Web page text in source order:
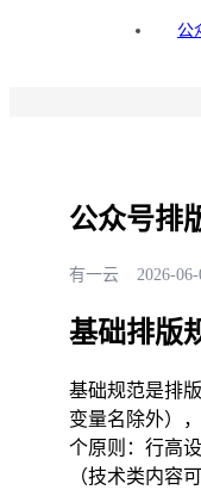
公
公众号排
有一云 2026-
基础排版
基础规范是排
变量名除外）
个原则：行高
（技术类内容